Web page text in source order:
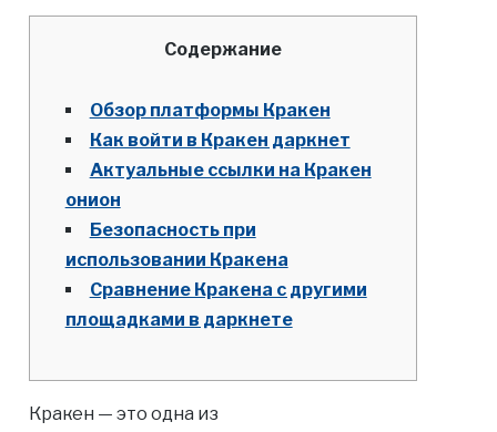
Содержание
Обзор платформы Кракен
Как войти в Кракен даркнет
Актуальные ссылки на Кракен
онион
Безопасность при
использовании Кракена
Сравнение Кракена с другими
площадками в даркнете
Кракен — это одна из